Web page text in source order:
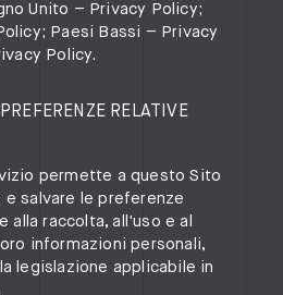
Unito – Privacy Policy;
; Paesi Bassi – Privacy
Policy.
RELATIVE
permette a questo Sito
salvare le preferenze
alla raccolta, all'uso e al
informazioni personali,
legislazione applicabile in